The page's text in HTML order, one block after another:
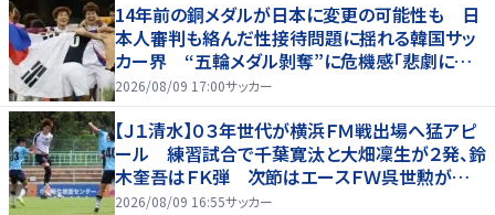
14年前の銅メダルが日本に変更の可能性も 日
本人審判も絡んだ性接待問題に揺れる韓国サッ
カー界 “五輪メダル剝奪”に危機感「悲劇に見
舞われる」
2026/08/09 17:00サッカー
【Ｊ１清水】０３年世代が横浜ＦＭ戦出場へ猛アピ
ール 練習試合で千葉寛汰と大畑凜生が２発、鈴
木奎吾はＦＫ弾 次節はエースＦＷ呉世勲が出
場停止
2026/08/09 16:55サッカー